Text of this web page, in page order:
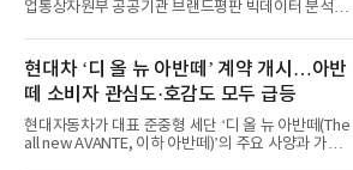
비 6.14% 증가한 수치로, 교육서비스 상장기업 브랜
디교육, 대교, 디지
업통상자원부 공공기관 브랜드평판 빅데이터 분석에
이 순으로 뒤를 이었다.7일 한국기업평판연구소(소장
구창환)는 산업통상자원부 공공기관 41개 브랜드를
대상으로 지난 7월 7일부터 8월 7일까지 수집된 소비
자 빅데이터 91,102,549건을 분석한 결과, 한국전력
공사가 브랜드평판지수 10,670,633을 기록하며 8월
1위에 올랐다고 밝혔다. 분석에 활용된 빅데이터는 지
난 7월(88,893,823건) 대비 2.48% 증가한 수치다.연
현대차 ‘디 올 뉴 아반떼’ 계약 개시…아반
떼 소비자 관심도·호감도 모두 급등
현대자동차가 대표 준중형 세단 ‘디 올 뉴 아반떼(The
all new AVANTE, 이하 아반떼)’의 주요 사양과 가격